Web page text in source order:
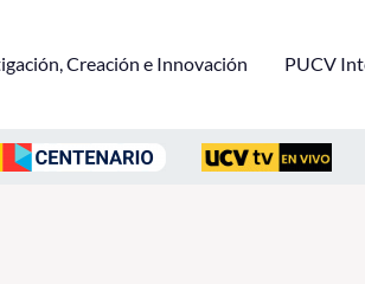
Creación e Innovación PUCV